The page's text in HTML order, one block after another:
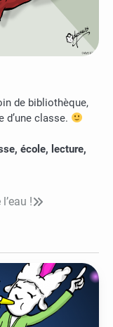
de bibliothèque,
classe.
, école, lecture,
!